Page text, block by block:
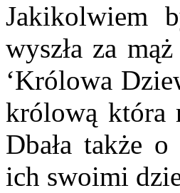
Jakikolwiem
wyszła za
‘Królowa
królową która
Dbała także
ich swoimi